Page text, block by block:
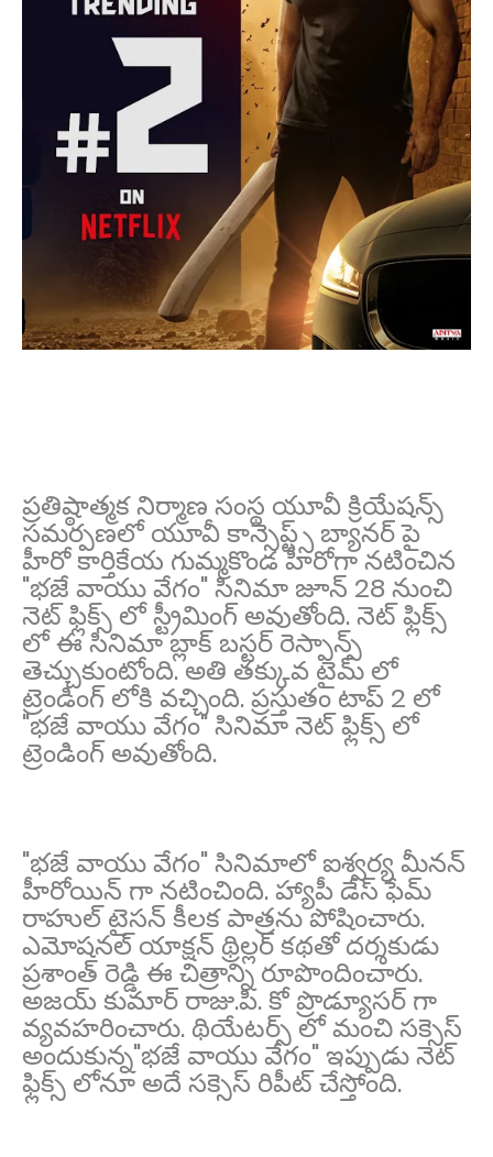
ప్రతిష్ఠాత్మక నిర్మాణ సంస్థ యూవీ క్రియేషన్స్
సమర్పణలో యూవీ కాన్సెప్ట్స్ బ్యానర్ పై
హీరో కార్తికేయ గుమ్మకొండ హీరోగా నటించిన
"భజే వాయు వేగం" సినిమా జూన్ 28 నుంచి
నెట్ ఫ్లిక్స్ లో స్ట్రీమింగ్ అవుతోంది. నెట్ ఫ్లిక్స్
లో ఈ సినిమా బ్లాక్ బస్టర్ రెస్పాన్స్
తెచ్చుకుంటోంది. అతి తక్కువ టైమ్ లో
ట్రెండింగ్ లోకి వచ్చింది. ప్రస్తుతం టాప్ 2 లో
"భజే వాయు వేగం" సినిమా నెట్ ఫ్లిక్స్ లో
ట్రెండింగ్ అవుతోంది.
"భజే వాయు వేగం" సినిమాలో ఐశ్వర్య మీనన్
హీరోయిన్ గా నటించింది. హ్యాపీ డేస్ ఫేమ్
రాహుల్ టైసన్ కీలక పాత్రను పోషించారు.
ఎమోషనల్ యాక్షన్ థ్రిల్లర్ కథతో దర్శకుడు
ప్రశాంత్ రెడ్డి ఈ చిత్రాన్ని రూపొందించారు.
అజయ్ కుమార్ రాజు.పి. కో ప్రొడ్యూసర్ గా
వ్యవహరించారు. థియేటర్స్ లో మంచి సక్సెస్
అందుకున్న"భజే వాయు వేగం" ఇప్పుడు నెట్
ఫ్లిక్స్ లోనూ అదే సక్సెస్ రిపీట్ చేస్తోంది.